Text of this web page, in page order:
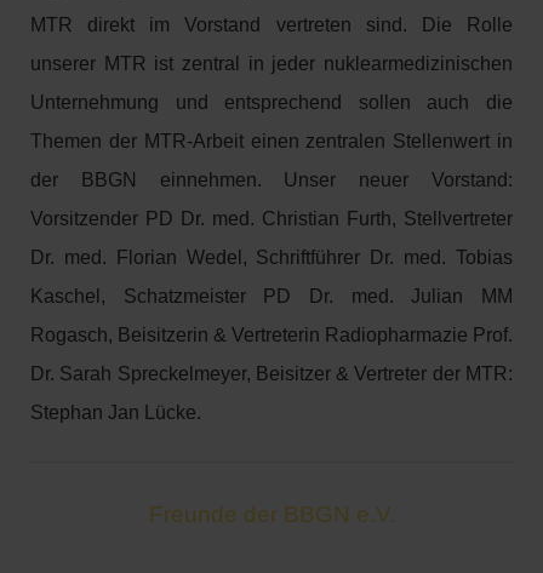
MTR direkt im Vorstand vertreten sind. Die Rolle
unserer MTR ist zentral in jeder nuklearmedizinischen
Unternehmung und entsprechend sollen auch die
Themen der MTR-Arbeit einen zentralen Stellenwert in
der BBGN einnehmen. Unser neuer Vorstand:
Vorsitzender PD Dr. med. Christian Furth, Stellvertreter
Dr. med. Florian Wedel, Schriftführer Dr. med. Tobias
Kaschel, Schatzmeister PD Dr. med. Julian MM
Rogasch, Beisitzerin & Vertreterin Radiopharmazie Prof.
Dr. Sarah Spreckelmeyer, Beisitzer & Vertreter der MTR:
Stephan Jan Lücke.
Freunde der BBGN e.V.